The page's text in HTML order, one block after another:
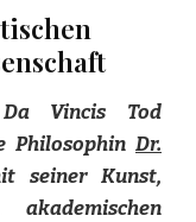
Vincis Tod
Philosophin Dr.
seiner Kunst,